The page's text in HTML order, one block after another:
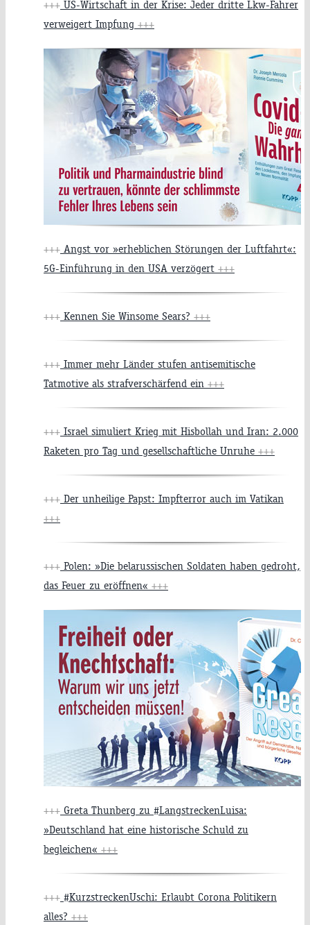
+++ US-Wirtschaft in der Krise: Jeder dritte Lkw-Fahrer
verweigert Impfung +++
+++ Angst vor »erheblichen Störungen der Luftfahrt«:
5G-Einführung in den USA verzögert +++
+++ Kennen Sie Winsome Sears? +++
+++ Immer mehr Länder stufen antisemitische
Tatmotive als strafverschärfend ein +++
+++ Israel simuliert Krieg mit Hisbollah und Iran: 2.000
Raketen pro Tag und gesellschaftliche Unruhe +++
+++ Der unheilige Papst: Impfterror auch im Vatikan
+++
+++ Polen: »Die belarussischen Soldaten haben gedroht,
das Feuer zu eröffnen« +++
+++ Greta Thunberg zu #LangstreckenLuisa:
»Deutschland hat eine historische Schuld zu
begleichen« +++
+++ #KurzstreckenUschi: Erlaubt Corona Politikern
alles? +++